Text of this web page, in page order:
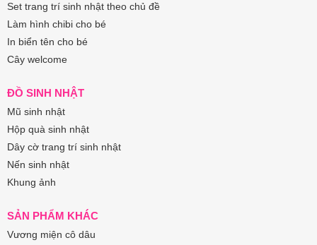
Set trang trí sinh nhật theo chủ đề
Làm hình chibi cho bé
In biển tên cho bé
Cây welcome
ĐỒ SINH NHẬT
Mũ sinh nhật
Hộp quà sinh nhật
Dây cờ trang trí sinh nhật
Nến sinh nhật
Khung ảnh
SẢN PHẨM KHÁC
Vương miện cô dâu